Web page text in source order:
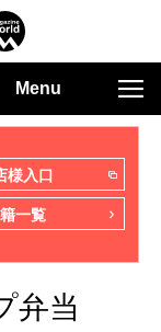
Menu
様入口
一覧
弁当